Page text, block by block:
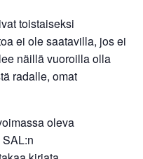
toistaiseksi
ei ole saatavilla, jos ei
näillä vuoroilla olla
radalle, omat
oleva